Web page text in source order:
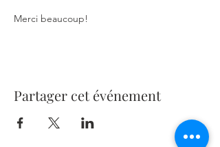
Merci beaucoup!
Partager cet événement